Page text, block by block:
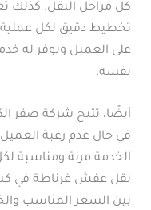
كل مراحل النقل. كذلك
تخطيط دقيق لكل عملية
على العميل ويوفر له
نفسه.
أيضًا، تتيح شركة صقر
في حال عدم رغبة
الخدمة مرنة ومناسبة
نقل عفش غرناطة في
بين السعر المناسب